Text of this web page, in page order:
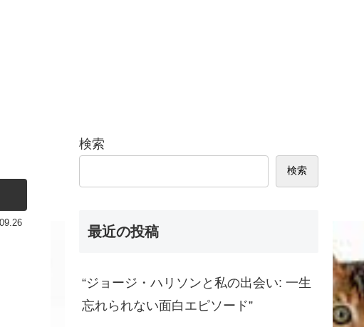
検索
検索
最近の投稿
“ジョージ・ハリソンと私の出会い: 一生
忘れられない面白エピソード”